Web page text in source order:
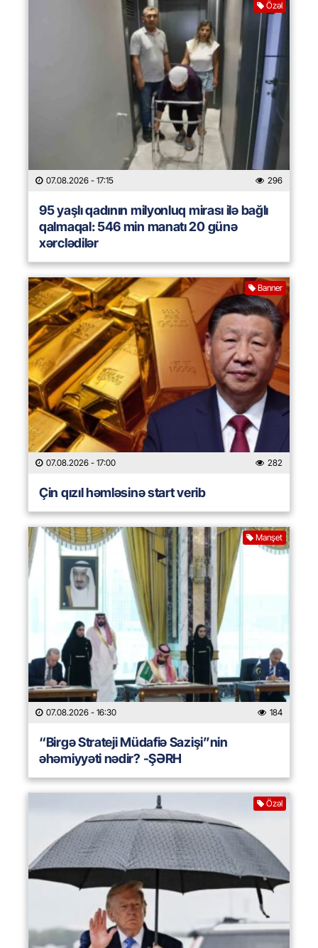
Özəl
07.08.2026 - 17:15 296
95 yaşlı qadının milyonluq mirası ilə bağlı
qalmaqal: 546 min manatı 20 günə
xərclədilər
Banner
07.08.2026 - 17:00 282
Çin qızıl həmləsinə start verib
Manşet
07.08.2026 - 16:30 184
“Birgə Strateji Müdafiə Sazişi”nin
əhəmiyyəti nədir? -ŞƏRH
Özəl